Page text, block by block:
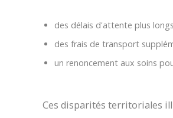
des délais d'attente plus
des frais de transport
un renoncement aux soins
Ces disparités territoriales